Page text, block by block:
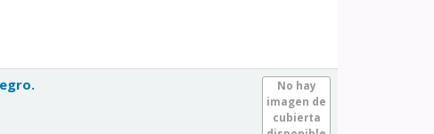
No hay
imagen de
cubierta